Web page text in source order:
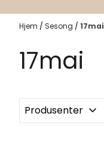
Hjem / Sesong / 17mai
17mai
Produsenter